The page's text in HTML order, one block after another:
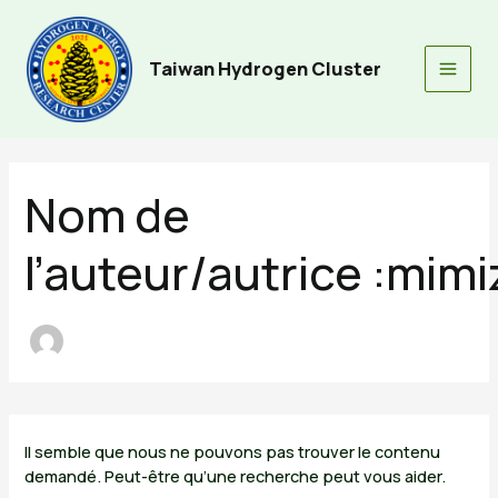
contenu
Taiwan Hydrogen Cluster
Main
Nom de
l’auteur/autrice
Il semble que nous ne pouvons pas trouver le contenu
demandé. Peut-être qu’une recherche peut vous aider.